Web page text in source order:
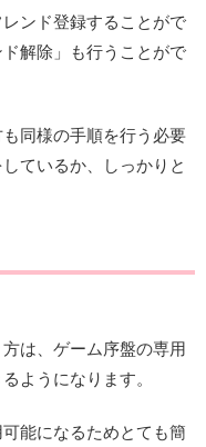
ンド登録することがで
解除」も行うことがで
同様の手順を行う必要
ているか、しっかりと
は、ゲーム序盤の専用
ようになります。
能になるためとても簡